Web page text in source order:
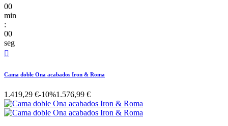
00
min
:
00
seg

Cama doble Ona acabados Iron & Roma
1.419,29 €-10%1.576,99 €